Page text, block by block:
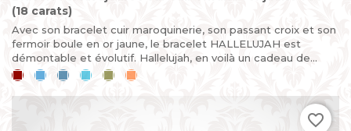
(18 carats)
Avec son bracelet cuir maroquinerie, son passant croix et son
fermoir boule en or jaune, le bracelet HALLELUJAH est
démontable et évolutif. Hallelujah, en voilà un cadeau de...
CeriseBleuBleuBleuKakiMandarine
favorite_border